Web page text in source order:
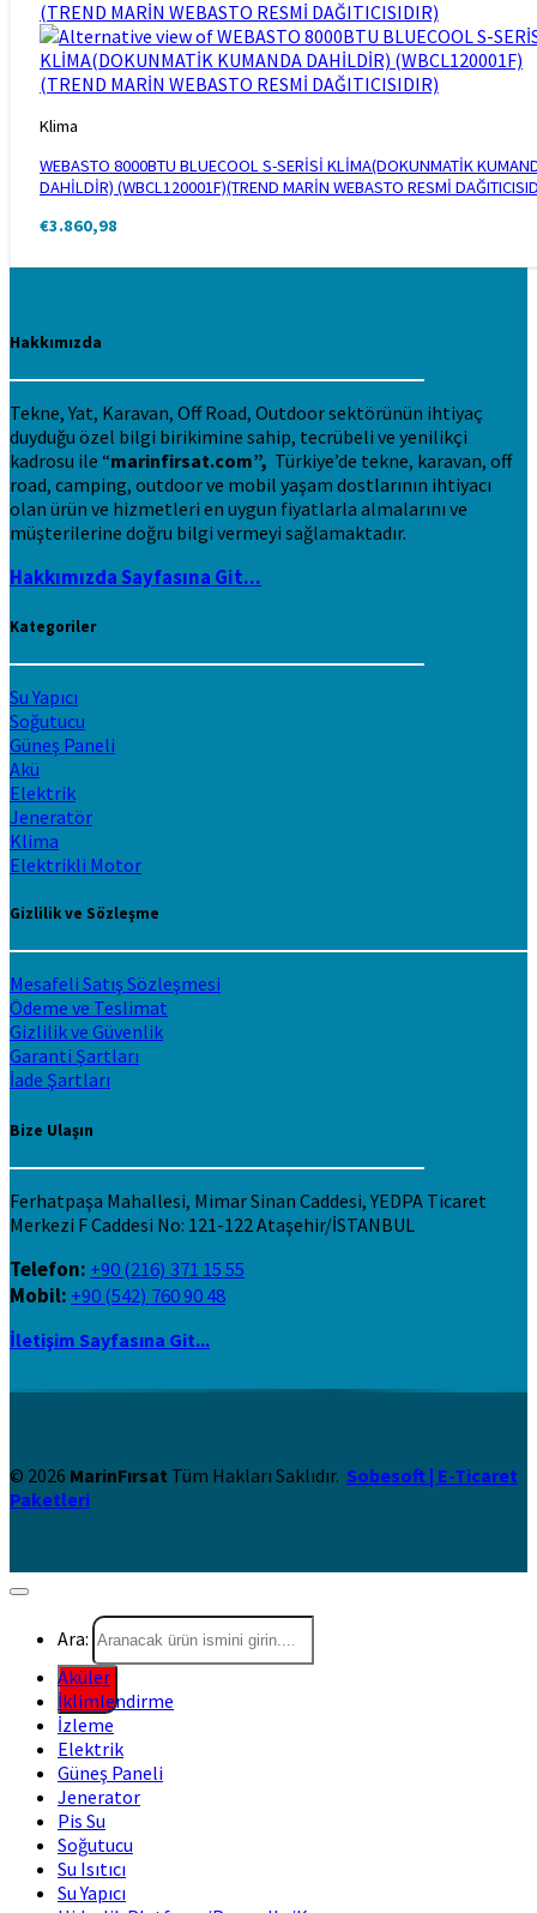
Klima
WEBASTO 8000BTU BLUECOOL S-SERİSİ KLİMA(DOKUNMATİK
DAHİLDİR) (WBCL120001F)(TREND MARİN WEBASTO RESMİ
€3.860,98
Hakkımızda
Tekne, Yat, Karavan, Off Road, Outdoor sektörünün ihtiyaç
duyduğu özel bilgi birikimine sahip, tecrübeli ve yenilikçi
kadrosu ile “marinfirsat.com”, Türkiye’de tekne, karavan, off
road, camping, outdoor ve mobil yaşam dostlarının ihtiyacı
olan ürün ve hizmetleri en uygun fiyatlarla almalarını ve
müşterilerine doğru bilgi vermeyi sağlamaktadır.
Hakkımızda Sayfasına Git...
Kategoriler
Su Yapıcı
Soğutucu
Güneş Paneli
Akü
Elektrik
Jeneratör
Klima
Elektrikli Motor
Gizlilik ve Sözleşme
Mesafeli Satış Sözleşmesi
Ödeme ve Teslimat
Gizlilik ve Güvenlik
Garanti Şartları
İade Şartları
Bize Ulaşın
Ferhatpaşa Mahallesi, Mimar Sinan Caddesi, YEDPA Ticaret
Merkezi F Caddesi No: 121-122 Ataşehir/İSTANBUL
Telefon: +90 (216) 371 15 55
Mobil: +90 (542) 760 90 48
İletişim Sayfasına Git...
© 2026 MarinFırsat Tüm Hakları Saklıdır. Sobesoft | E-Ticaret
Paketleri
Ara:
Aküler
İklimlendirme
İzleme
Elektrik
Güneş Paneli
Jenerator
Pis Su
Soğutucu
Su Isıtıcı
Su Yapıcı